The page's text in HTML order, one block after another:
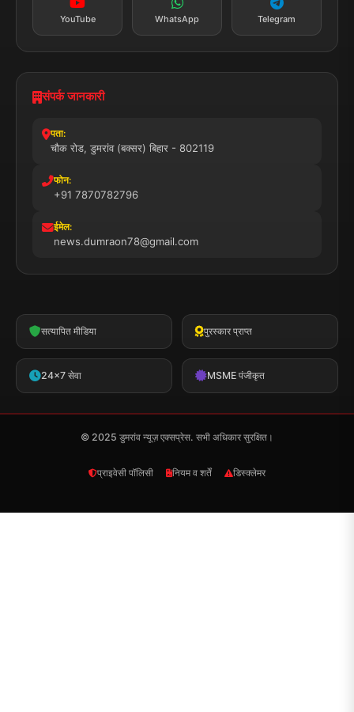
YouTube WhatsApp Telegram
संपर्क जानकारी
पता:
चौक रोड, डुमरांव (बक्सर) बिहार - 802119
फोन:
+91 7870782796
ईमेल:
news.dumraon78@gmail.com
सत्यापित मीडिया पुरस्कार प्राप्त
24x7 सेवा MSME पंजीकृत
© 2025 डुमरांव न्यूज़ एक्सप्रेस. सभी अधिकार सुरक्षित।
प्राइवेसी पॉलिसी नियम व शर्तें डिस्क्लेमर